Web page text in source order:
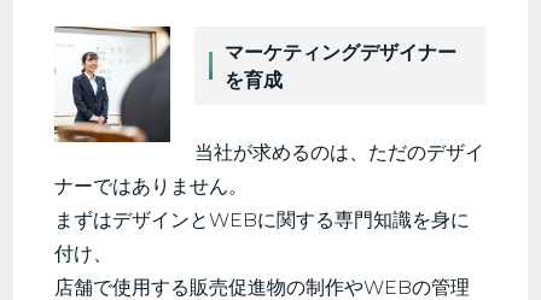
マーケティングデザイナー
を育成
当社が求めるのは、ただのデザイ
ナーではありません。
まずはデザインとWEBに関する専門知識を身に
付け、
店舗で使用する販売促進物の制作やWEBの管理